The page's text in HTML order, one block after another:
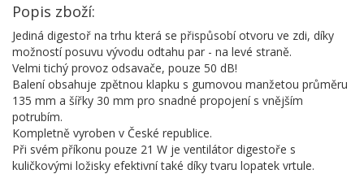
Popis zboží:
Jediná digestoř na trhu která se přispůsobí otvoru ve zdi, díky
možností posuvu vývodu odtahu par - na levé straně.
Velmi tichý provoz odsavače, pouze 50 dB!
Balení obsahuje zpětnou klapku s gumovou manžetou průměru
135 mm a šířky 30 mm pro snadné propojení s vnějším
potrubím.
Kompletně vyroben v České republice.
Při svém příkonu pouze 21 W je ventilátor digestoře s
kuličkovými ložisky efektivní také díky tvaru lopatek vrtule.